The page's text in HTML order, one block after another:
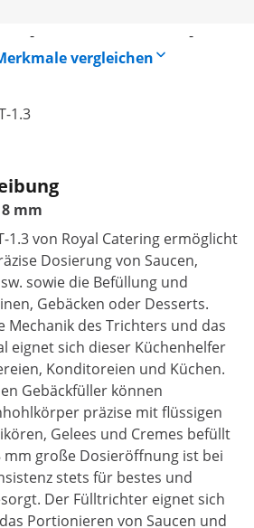
-
-
vergleichen
1.3
mm
1.3 von Royal Catering ermöglicht
Dosierung von Saucen,
sowie die Befüllung und
Gebäcken oder Desserts.
Mechanik des Trichters und das
eignet sich dieser Küchenhelfer
Konditoreien und Küchen.
Gebäckfüller können
präzise mit flüssigen
Gelees und Cremes befüllt
mm große Dosieröffnung ist bei
stets für bestes und
Der Fülltrichter eignet sich
Portionieren von Saucen und